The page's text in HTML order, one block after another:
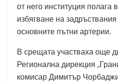
от него институция полага
избягване на
основните пътни артерии.
В срещата участваха още
Регионална дирекция
комисар Димитър